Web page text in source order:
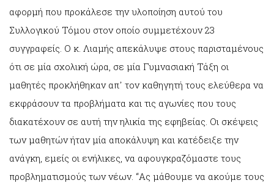
αφορμή που προκάλεσε την υλοποίηση αυτού του
Συλλογικού Τόμου στον οποίο συμμετέχουν 23
συγγραφείς. Ο κ. Λιαμής απεκάλυψε στους παρισταμένους
ότι σε μία σχολική ώρα, σε μία Γυμνασιακή Τάξη οι
μαθητές προκλήθηκαν απ᾽ τον καθηγητή τους ελεύθερα να
εκφράσουν τα προβλήματα και τις αγωνίες που τους
διακατέχουν σε αυτή την ηλικία της εφηβείας. Οι σκέψεις
των μαθητών ήταν μία αποκάλυψη και κατέδειξε την
ανάγκη, εμείς οι ενήλικες, να αφουγκραζόμαστε τους
προβληματισμούς των νέων. “Ας μάθουμε να ακούμε τους